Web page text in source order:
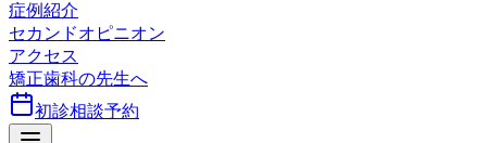
症例紹介
セカンドオピニオン
アクセス
矯正歯科の先生へ
初診相談予約